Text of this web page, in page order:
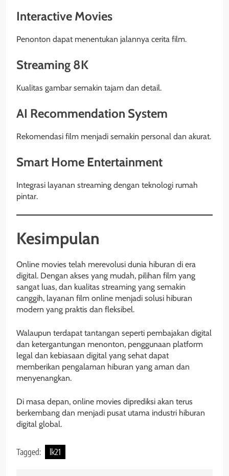
Interactive Movies
Penonton dapat menentukan jalannya cerita film.
Streaming 8K
Kualitas gambar semakin tajam dan detail.
AI Recommendation System
Rekomendasi film menjadi semakin personal dan akurat.
Smart Home Entertainment
Integrasi layanan streaming dengan teknologi rumah
pintar.
Kesimpulan
Online movies telah merevolusi dunia hiburan di era
digital. Dengan akses yang mudah, pilihan film yang
sangat luas, dan kualitas streaming yang semakin
canggih, layanan film online menjadi solusi hiburan
modern yang praktis dan fleksibel.
Walaupun terdapat tantangan seperti pembajakan digital
dan ketergantungan menonton, penggunaan platform
legal dan kebiasaan digital yang sehat dapat
memberikan pengalaman hiburan yang aman dan
menyenangkan.
Di masa depan, online movies diprediksi akan terus
berkembang dan menjadi pusat utama industri hiburan
digital global.
Tagged: lk21